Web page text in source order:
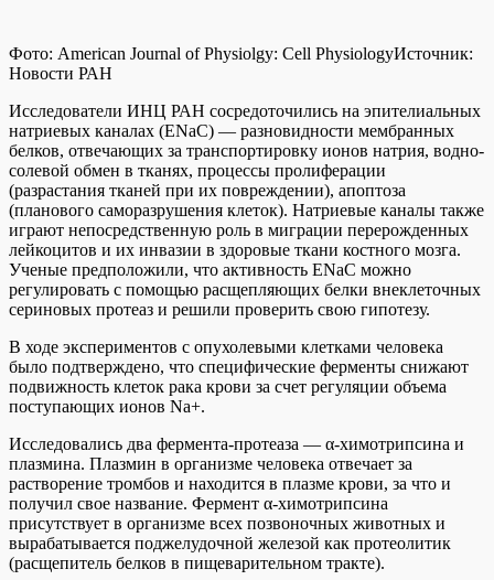
Фото: American Journal of Physiolgy: Cell PhysiologyИсточник:
Новости РАН
Исследователи ИНЦ РАН сосредоточились на эпителиальных
натриевых каналах (ENaC) — разновидности мембранных
белков, отвечающих за транспортировку ионов натрия, водно-
солевой обмен в тканях, процессы пролиферации
(разрастания тканей при их повреждении), апоптоза
(планового саморазрушения клеток). Натриевые каналы также
играют непосредственную роль в миграции перерожденных
лейкоцитов и их инвазии в здоровые ткани костного мозга.
Ученые предположили, что активность ENaC можно
регулировать с помощью расщепляющих белки внеклеточных
сериновых протеаз и решили проверить свою гипотезу.
В ходе экспериментов с опухолевыми клетками человека
было подтверждено, что специфические ферменты снижают
подвижность клеток рака крови за счет регуляции объема
поступающих ионов Na+.
Исследовались два фермента-протеаза — α-химотрипсина и
плазмина. Плазмин в организме человека отвечает за
растворение тромбов и находится в плазме крови, за что и
получил свое название. Фермент α-химотрипсина
присутствует в организме всех позвоночных животных и
вырабатывается поджелудочной железой как протеолитик
(расщепитель белков в пищеварительном тракте).